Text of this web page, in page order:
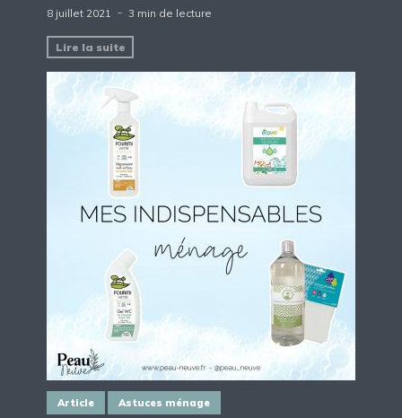
8 juillet 2021 3 min de lecture
Lire la suite
Article Astuces ménage